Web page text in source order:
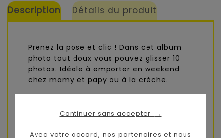
Continuer sans accepter →
Avec votre accord, nos partenaires et nous
Description Détails du produit
Prenez la pose et clic ! Dans cet album
photo tout doux vous pouvez glisser 10
photos. Idéale à emporter en weekend
chez mamy et papy ou à la crèche.
Composition : Matières principales: 100%
Polyester - Tricot: 100% Acrylic